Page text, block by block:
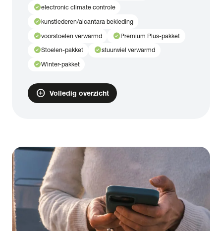
check_circleelectronic climate controle
check_circlekunstlederen/alcantara bekleding
check_circlevoorstoelen verwarmd check_circlePremium Plus-pakket
check_circleStoelen-pakket check_circlestuurwiel verwarmd
check_circleWinter-pakket
add_circle Volledig overzicht